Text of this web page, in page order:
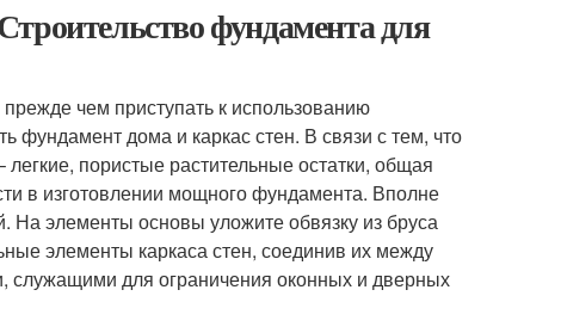
фундамента для
чем приступать к использованию
фундамент дома и каркас стен. В связи с тем, что
пористые растительные остатки, общая
в изготовлении мощного фундамента. Вполне
элементы основы уложите обвязку из бруса
элементы каркаса стен, соединив их между
служащими для ограничения оконных и дверных